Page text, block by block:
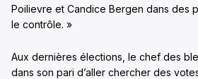
Poilievre et Candice Bergen dans des
le contrôle. »
Aux dernières élections, le chef des
dans son pari d’aller chercher des